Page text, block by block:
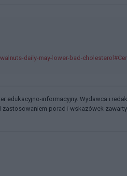
daily-may-lower-bad-
edukacyjno-informacyjny. Wydawca i
porad i wskazówek